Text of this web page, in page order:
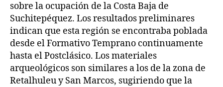
sobre la ocupación de la Costa Baja de
Suchitepéquez. Los resultados preliminares
indican que esta región se encontraba poblada
desde el Formativo Temprano continuamente
hasta el Postclásico. Los materiales
arqueológicos son similares a los de la zona de
Retalhuleu y San Marcos, sugiriendo que la